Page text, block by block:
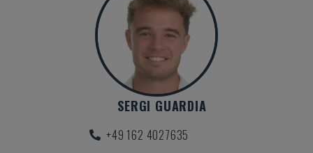
SERGI GUARDIA
+49 162 4027635